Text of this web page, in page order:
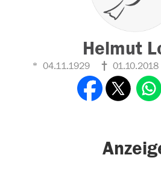
Helmut
04.11.1929 01.10.2018